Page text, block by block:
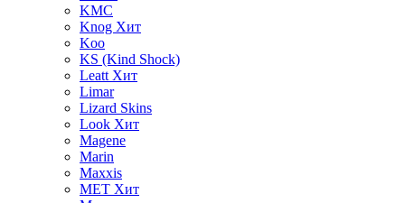
KMC
Knog Хит
Koo
KS (Kind Shock)
Leatt Хит
Limar
Lizard Skins
Look Хит
Magene
Marin
Maxxis
MET Хит